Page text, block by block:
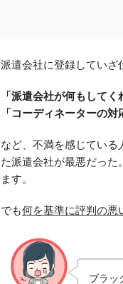
派遣会社に登録してい
「派遣会社が何もして
「コーディネーターの
など、不満を感じている
た派遣会社が最悪だった
ます。
でも何を基準に評判の悪
ブラッ